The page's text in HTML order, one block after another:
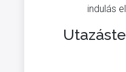
indulás